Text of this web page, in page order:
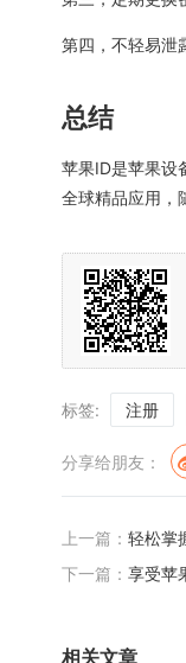
第四，不轻易泄
总结
苹果ID是苹果设
全球精品应用，
标签: 注册
分享给朋友：
上一篇： 轻松掌
下一篇： 享受苹
相关文章